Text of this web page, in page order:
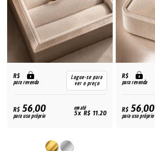
R$
para revenda
Logue-se para
ver o preço
R$56,00
para uso próprio
em até
5x R$ 11,20
R$
para revenda
R$56,00
para uso próprio